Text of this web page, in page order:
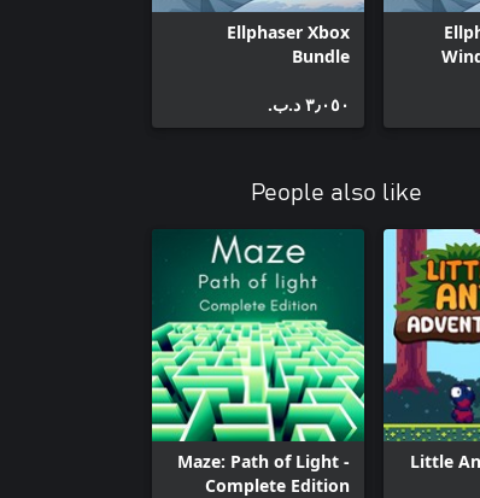
Ellphaser Xbox
Bundle
٣٫٠٥٠ د.ب.‏
People also like
Little
Maze: Path of Light -
Complete Edition